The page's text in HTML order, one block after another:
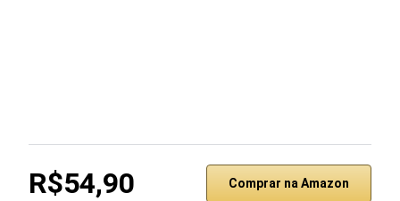
R$54,90 Comprar na Amazon